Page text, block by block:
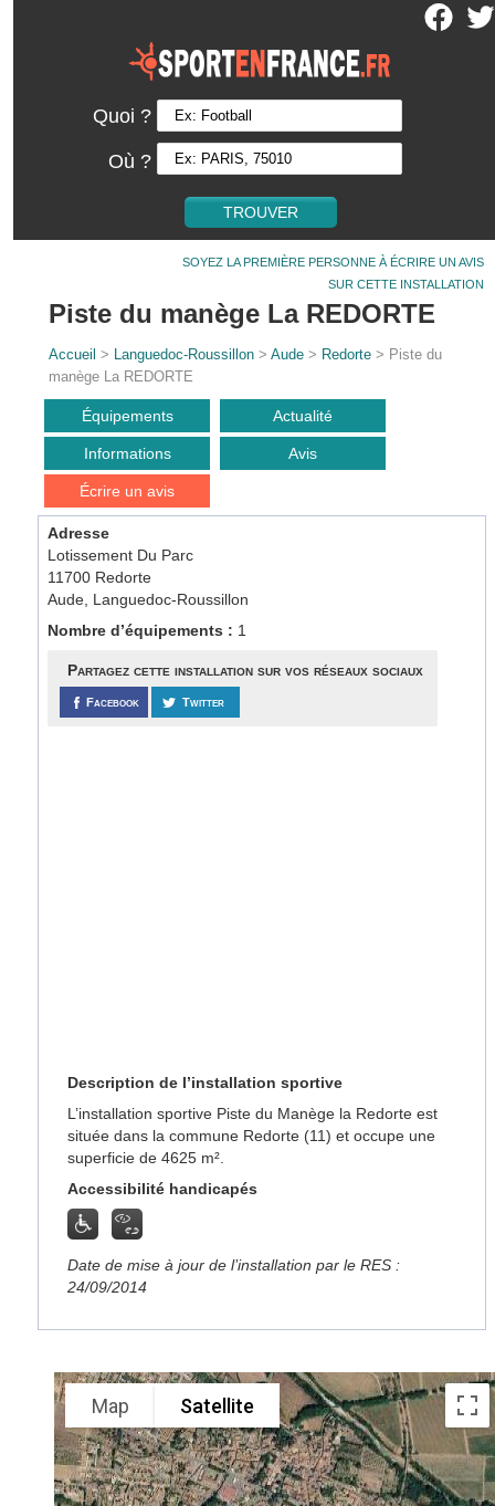
Quoi ?
Où ?
SOYEZ LA PREMIÈRE PERSONNE À ÉCRIRE UN AVIS
SUR CETTE INSTALLATION
Piste du manège La REDORTE
Accueil > Languedoc-Roussillon >Aude > Redorte > Piste du
manège La REDORTE
Équipements Actualité
Informations Avis
Écrire un avis
Adresse
Lotissement Du Parc
11700 Redorte
Aude, Languedoc-Roussillon
Nombre d’équipements : 1
Partagez cette installation sur vos réseaux sociaux
Facebook Twitter
Description de l’installation sportive
L’installation sportive Piste du Manège la Redorte est
située dans la commune Redorte (11) et occupe une
superficie de 4625 m².
Accessibilité handicapés
Date de mise à jour de l’installation par le RES :
24/09/2014
Map Satellite